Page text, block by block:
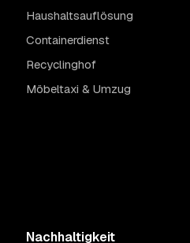
Haushaltsauflösung
Containerdienst
Recyclinghof
Möbeltaxi & Umzug
Nachhaltigkeit